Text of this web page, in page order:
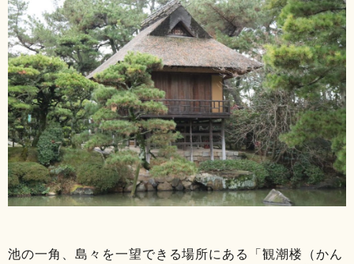
池の一角、島々を一望できる場所にある「観潮楼（かん